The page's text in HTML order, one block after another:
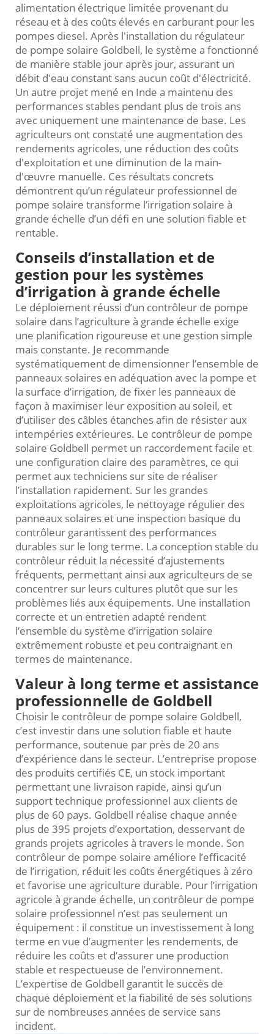
alimentation électrique limitée provenant du
réseau et à des coûts élevés en carburant pour les
pompes diesel. Après l'installation du régulateur
de pompe solaire Goldbell, le système a fonctionné
de manière stable jour après jour, assurant un
débit d'eau constant sans aucun coût d'électricité.
Un autre projet mené en Inde a maintenu des
performances stables pendant plus de trois ans
avec uniquement une maintenance de base. Les
agriculteurs ont constaté une augmentation des
rendements agricoles, une réduction des coûts
d'exploitation et une diminution de la main-
d'œuvre manuelle. Ces résultats concrets
démontrent qu’un régulateur professionnel de
pompe solaire transforme l’irrigation solaire à
grande échelle d’un défi en une solution fiable et
rentable.
Conseils d’installation et de
gestion pour les systèmes
d’irrigation à grande échelle
Le déploiement réussi d’un contrôleur de pompe
solaire dans l’agriculture à grande échelle exige
une planification rigoureuse et une gestion simple
mais constante. Je recommande
systématiquement de dimensionner l’ensemble de
panneaux solaires en adéquation avec la pompe et
la surface d’irrigation, de fixer les panneaux de
façon à maximiser leur exposition au soleil, et
d’utiliser des câbles étanches afin de résister aux
intempéries extérieures. Le contrôleur de pompe
solaire Goldbell permet un raccordement facile et
une configuration claire des paramètres, ce qui
permet aux techniciens sur site de réaliser
l’installation rapidement. Sur les grandes
exploitations agricoles, le nettoyage régulier des
panneaux solaires et une inspection basique du
contrôleur garantissent des performances
durables sur le long terme. La conception stable du
contrôleur réduit la nécessité d’ajustements
fréquents, permettant ainsi aux agriculteurs de se
concentrer sur leurs cultures plutôt que sur les
problèmes liés aux équipements. Une installation
correcte et un entretien adapté rendent
l’ensemble du système d’irrigation solaire
extrêmement robuste et peu contraignant en
termes de maintenance.
Valeur à long terme et assistance
professionnelle de Goldbell
Choisir le contrôleur de pompe solaire Goldbell,
c’est investir dans une solution fiable et haute
performance, soutenue par près de 20 ans
d’expérience dans le secteur. L’entreprise propose
des produits certifiés CE, un stock important
permettant une livraison rapide, ainsi qu’un
support technique professionnel aux clients de
plus de 60 pays. Goldbell réalise chaque année
plus de 395 projets d’exportation, desservant de
grands projets agricoles à travers le monde. Son
contrôleur de pompe solaire améliore l’efficacité
de l’irrigation, réduit les coûts énergétiques à zéro
et favorise une agriculture durable. Pour l’irrigation
agricole à grande échelle, un contrôleur de pompe
solaire professionnel n’est pas seulement un
équipement : il constitue un investissement à long
terme en vue d’augmenter les rendements, de
réduire les coûts et d’assurer une production
stable et respectueuse de l’environnement.
L’expertise de Goldbell garantit le succès de
chaque déploiement et la fiabilité de ses solutions
sur de nombreuses années de service sans
incident.